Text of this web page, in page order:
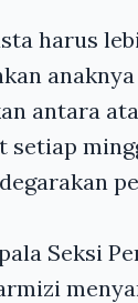
harus
antara
Seksi